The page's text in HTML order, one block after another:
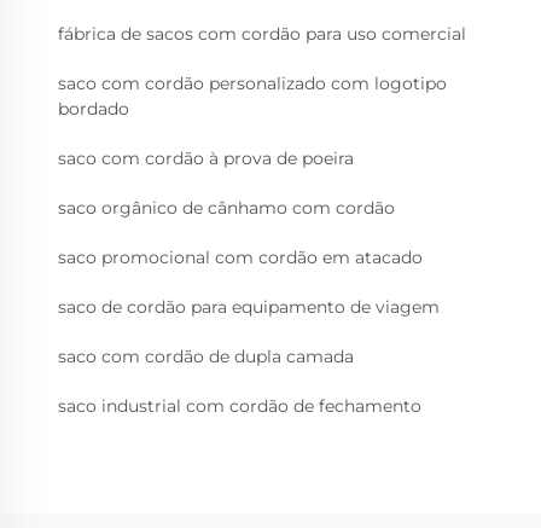
fábrica de sacos com cordão para uso comercial
saco com cordão personalizado com logotipo
bordado
saco com cordão à prova de poeira
saco orgânico de cânhamo com cordão
saco promocional com cordão em atacado
saco de cordão para equipamento de viagem
saco com cordão de dupla camada
saco industrial com cordão de fechamento